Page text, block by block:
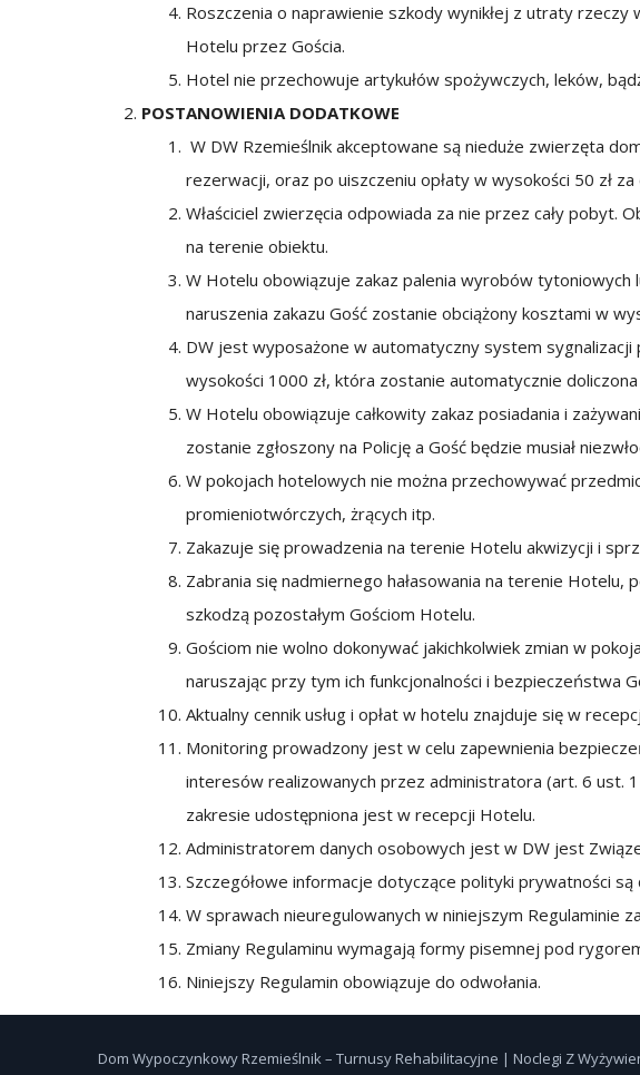
Roszczenia o naprawienie szkody wynikłej z utraty
Hotelu przez Gościa.
Hotel nie przechowuje artykułów spożywczych, leków,
POSTANOWIENIA DODATKOWE
W DW Rzemieślnik akceptowane są nieduże zwierzęta
rezerwacji, oraz po uiszczeniu opłaty w wysokości 50 zł
Właściciel zwierzęcia odpowiada za nie przez cały
na terenie obiektu.
W Hotelu obowiązuje zakaz palenia wyrobów tytoniowych
naruszenia zakazu Gość zostanie obciążony kosztami w
DW jest wyposażone w automatyczny system sygnalizacji
wysokości 1000 zł, która zostanie automatycznie doliczona
W Hotelu obowiązuje całkowity zakaz posiadania i
zostanie zgłoszony na Policję a Gość będzie musiał
W pokojach hotelowych nie można przechowywać
promieniotwórczych, żrących itp.
Zakazuje się prowadzenia na terenie Hotelu akwizycji i
Zabrania się nadmiernego hałasowania na terenie
szkodzą pozostałym Gościom Hotelu.
Gościom nie wolno dokonywać jakichkolwiek zmian w
naruszając przy tym ich funkcjonalności i bezpieczeństwa
Aktualny cennik usług i opłat w hotelu znajduje się w
Monitoring prowadzony jest w celu zapewnienia
interesów realizowanych przez administratora (art. 6 ust.
zakresie udostępniona jest w recepcji Hotelu.
Administratorem danych osobowych jest w DW jest
Szczegółowe informacje dotyczące polityki prywatności
W sprawach nieuregulowanych w niniejszym Regulaminie
Zmiany Regulaminu wymagają formy pisemnej pod
Niniejszy Regulamin obowiązuje do odwołania.
Dom Wypoczynkowy Rzemieślnik – Turnusy Rehabilitacyjne | Noclegi Z